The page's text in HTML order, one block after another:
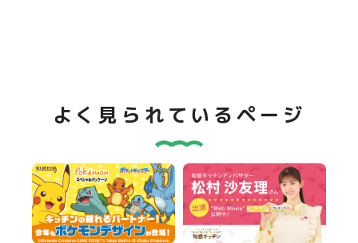
よく見られているページ